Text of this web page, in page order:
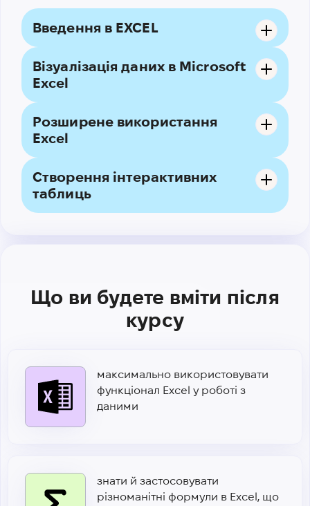
Введення в EXCEL
Візуалізація даних в Microsoft
Excel
Розширене використання
Excel
Створення інтерактивних
таблиць
Що ви будете вміти після
курсу
максимально використовувати
функціонал Excel у роботі з
даними
знати й застосовувати
різноманітні формули в Excel, що